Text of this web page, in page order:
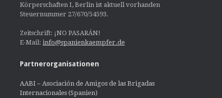
Körperschaften I, Berlin ist aktuell vorhanden
Steuernummer 27/670/54593.
Zeitschrift: ¡NO PASARÁN!
E-Mail: info@spanienkaempfer.de
Partnerorganisationen
AABI – Asociación de Amigos de las Brigadas
Internacionales (Spanien)